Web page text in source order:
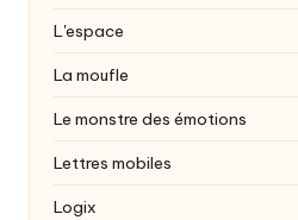
L'espace
La moufle
Le monstre des émotions
Lettres mobiles
Logix